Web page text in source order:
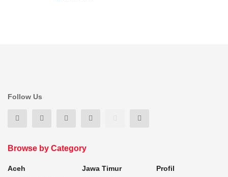
Follow Us
Browse by Category
Aceh
Jawa Timur
Profil